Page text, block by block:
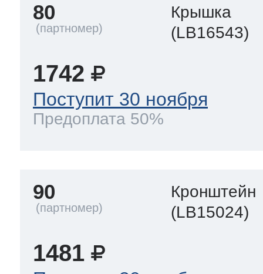
80
Крышка
(LB16543)
1742
Поступит 30 ноября
Предоплата 50%
90
Кронштейн
(LB15024)
1481